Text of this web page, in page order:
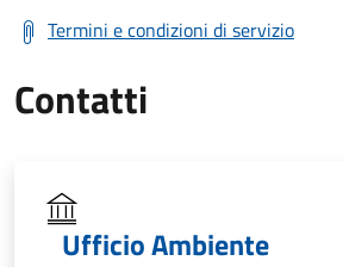
Termini e condizioni di servizio
Contatti
Ufficio Ambiente